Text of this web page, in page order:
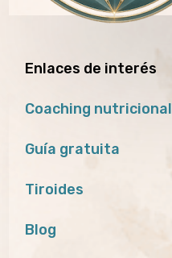
Enlaces de interés
Coaching nutricional
Guía gratuita
Tiroides
Blog